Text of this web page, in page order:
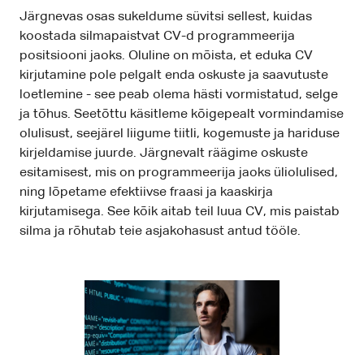
Järgnevas osas sukeldume süvitsi sellest, kuidas
koostada silmapaistvat CV-d programmeerija
positsiooni jaoks. Oluline on mõista, et eduka CV
kirjutamine pole pelgalt enda oskuste ja saavutuste
loetlemine - see peab olema hästi vormistatud, selge
ja tõhus. Seetõttu käsitleme kõigepealt vormindamise
olulisust, seejärel liigume tiitli, kogemuste ja hariduse
kirjeldamise juurde. Järgnevalt räägime oskuste
esitamisest, mis on programmeerija jaoks üliolulised,
ning lõpetame efektiivse fraasi ja kaaskirja
kirjutamisega. See kõik aitab teil luua CV, mis paistab
silma ja rõhutab teie asjakohasust antud tööle.